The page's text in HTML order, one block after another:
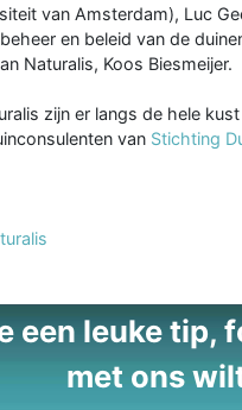
van Amsterdam), Luc
en beleid van de
Naturalis, Koos Biesmeijer.
zijn er langs de hele
van Stichting
een leuke tip,
met ons